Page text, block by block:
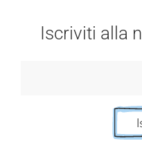
Iscriviti alla